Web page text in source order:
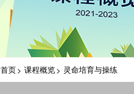
首页> 课程概览> 灵命培育与操练